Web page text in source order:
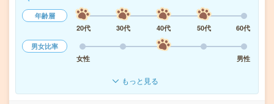
年齢層
20代
30代 40代 50代
60代
男女比率
女性
男性
もっと見る